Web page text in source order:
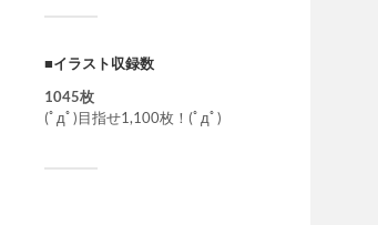
■イラスト収録数
1045枚
(ﾟдﾟ)目指せ1,100枚！(ﾟдﾟ)